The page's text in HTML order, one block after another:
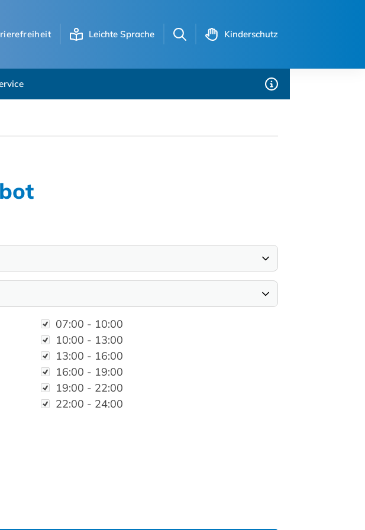
Leichte Sprache Kinderschutz
Zeit07:00 - 10:00
10:00 - 13:00
13:00 - 16:00
16:00 - 19:00
19:00 - 22:00
22:00 - 24:00